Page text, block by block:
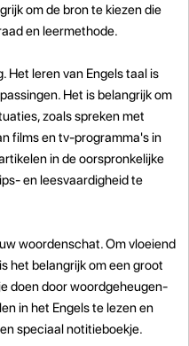
om de bron te kiezen die
en leermethode.
Het leren van Engels taal is
Het is belangrijk om
zoals spreken met
films en tv-programma's in
in de oorspronkelijke
en leesvaardigheid te
woordenschat. Om vloeiend
het belangrijk om een groot
doen door woordgeheugen-
in het Engels te lezen en
speciaal notitieboekje.